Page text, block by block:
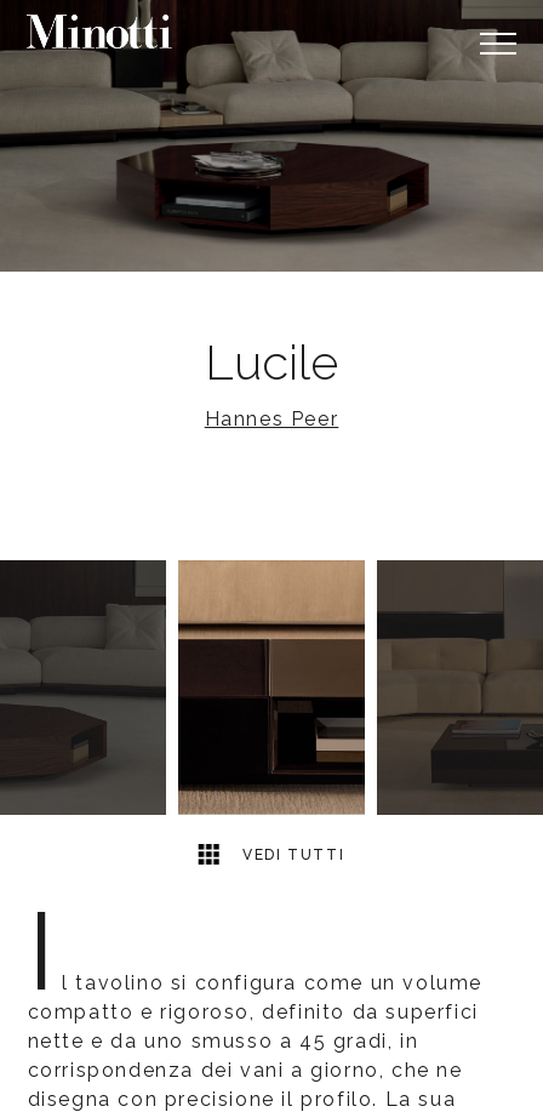
Lucile
Hannes Peer
VEDI TUTTI
8
I
l tavolino si configura come un volume
compatto e rigoroso, definito da superfici
nette e da uno smusso a 45 gradi, in
corrispondenza dei vani a giorno, che ne
disegna con precisione il profilo. La sua